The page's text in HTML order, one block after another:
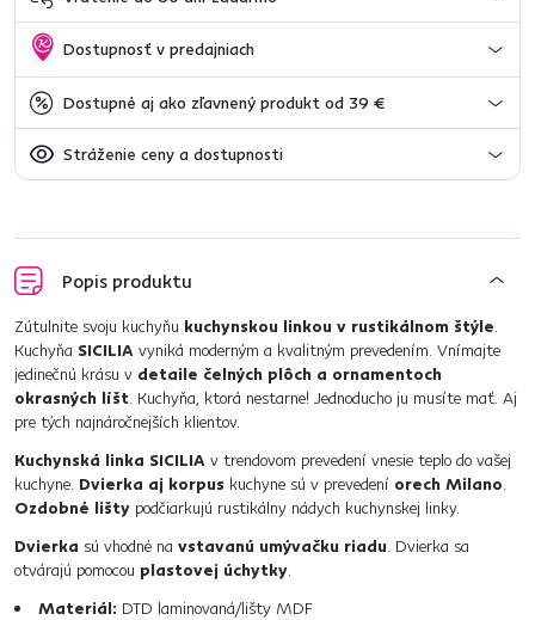
Dostupnosť v predajniach
Dostupné aj ako zľavnený produkt od 39 €
Stráženie ceny a dostupnosti
Popis produktu
Zútulnite svoju kuchyňu kuchynskou linkou v rustikálnom štýle.
Kuchyňa SICILIA vyniká moderným a kvalitným prevedením. Vnímajte
jedinečnú krásu v detaile čelných plôch a ornamentoch
okrasných líšt. Kuchyňa, ktorá nestarne! Jednoducho ju musíte mať. Aj
pre tých najnáročnejších klientov.
Kuchynská linka SICILIA v trendovom prevedení vnesie teplo do vašej
kuchyne. Dvierka aj korpus kuchyne sú v prevedení orech Milano.
Ozdobné lišty podčiarkujú rustikálny nádych kuchynskej linky.
Dvierka sú vhodné na vstavanú umývačku riadu. Dvierka sa
otvárajú pomocou plastovej úchytky.
Materiál: DTD laminovaná/lišty MDF